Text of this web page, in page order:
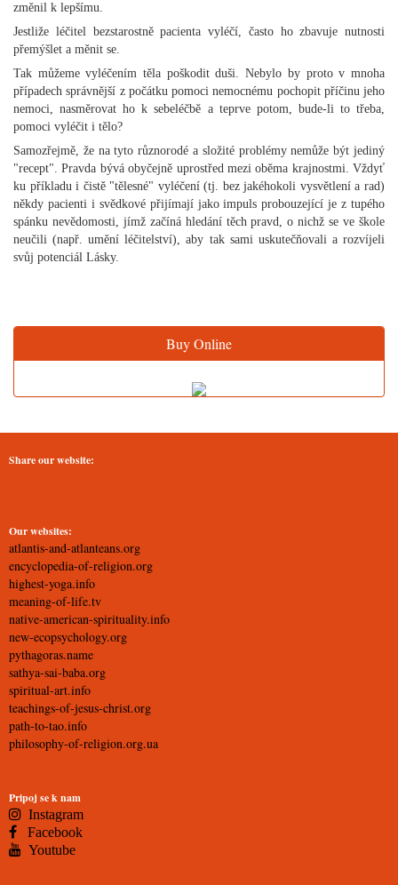
změnil k lepšímu.
Jestliže léčitel bezstarostně pacienta vyléčí, často ho zbavuje nutnosti
přemýšlet a měnit se.
Tak můžeme vyléčením těla poškodit duši. Nebylo by proto v mnoha
případech správnější z počátku pomoci nemocnému pochopit příčinu jeho
nemoci, nasměrovat ho k sebeléčbě a teprve potom, bude-li to třeba,
pomoci vyléčit i tělo?
Samozřejmě, že na tyto různorodé a složité problémy nemůže být jediný
"recept". Pravda bývá obyčejně uprostřed mezi oběma krajnostmi. Vždyť
ku příkladu i čistě "tělesné" vyléčení (tj. bez jakéhokoli vysvětlení a rad)
někdy pacienti i svědkové přijímají jako impuls probouzející je z tupého
spánku nevědomosti, jímž začíná hledání těch pravd, o nichž se ve škole
neučili (např. umění léčitelství), aby tak sami uskutečňovali a rozvíjeli
svůj potenciál Lásky.
Buy Online
Share our website:
Our websites:
atlantis-and-atlanteans.org
encyclopedia-of-religion.org
highest-yoga.info
meaning-of-life.tv
native-american-spirituality.info
new-ecopsychology.org
pythagoras.name
sathya-sai-baba.org
spiritual-art.info
teachings-of-jesus-christ.org
path-to-tao.info
philosophy-of-religion.org.ua
Pripoj se k nam
Instagram
Facebook
Youtube